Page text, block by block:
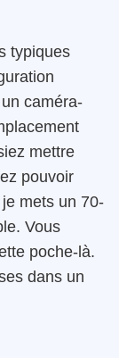
typiques
caméra-
mettre
pouvoir
mets un 70-
Vous
poche-là.
dans un